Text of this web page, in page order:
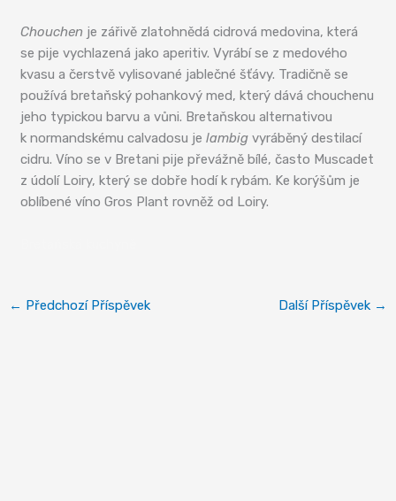
Chouchen je zářivě zlatohnědá cidrová medovina, která
se pije vychlazená jako aperitiv. Vyrábí se z medového
kvasu a čerstvě vylisované jablečné šťávy. Tradičně se
používá bretaňský pohankový med, který dává chouchenu
jeho typickou barvu a vůni. Bretaňskou alternativou
k normandskému calvadosu jelambigvyráběný destilací
cidru. Víno se v Bretani pije převážně bílé, často Muscadet
z údolí Loiry, který se dobře hodí k rybám. Ke korýšům je
oblíbené víno Gros Plant rovněž od Loiry.
← Předchozí Příspěvek Další Příspěvek →